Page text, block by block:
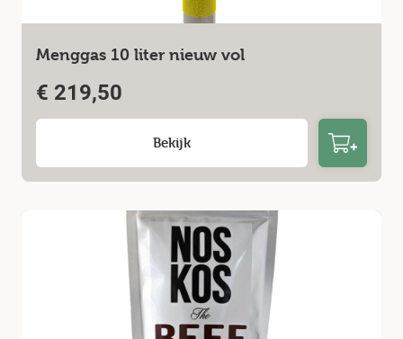
Menggas 10 liter nieuw vol
€ 219,50
Bekijk